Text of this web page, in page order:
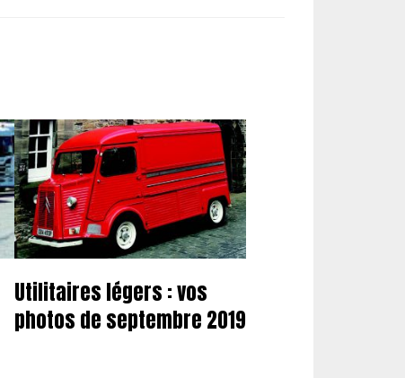
Utilitaires légers : vos
photos de septembre 2019